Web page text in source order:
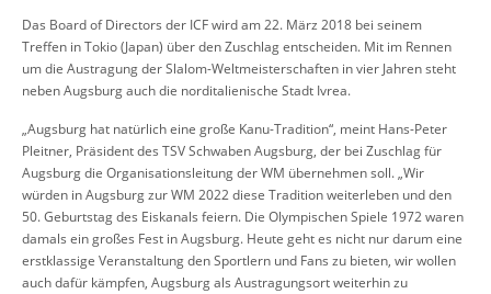
Das Board of Directors der ICF wird am 22. März 2018 bei seinem
Treffen in Tokio (Japan) über den Zuschlag entscheiden. Mit im Rennen
um die Austragung der Slalom-Weltmeisterschaften in vier Jahren steht
neben Augsburg auch die norditalienische Stadt Ivrea.
„Augsburg hat natürlich eine große Kanu-Tradition“, meint Hans-Peter
Pleitner, Präsident des TSV Schwaben Augsburg, der bei Zuschlag für
Augsburg die Organisationsleitung der WM übernehmen soll. „Wir
würden in Augsburg zur WM 2022 diese Tradition weiterleben und den
50. Geburtstag des Eiskanals feiern. Die Olympischen Spiele 1972 waren
damals ein großes Fest in Augsburg. Heute geht es nicht nur darum eine
erstklassige Veranstaltung den Sportlern und Fans zu bieten, wir wollen
auch dafür kämpfen, Augsburg als Austragungsort weiterhin zu